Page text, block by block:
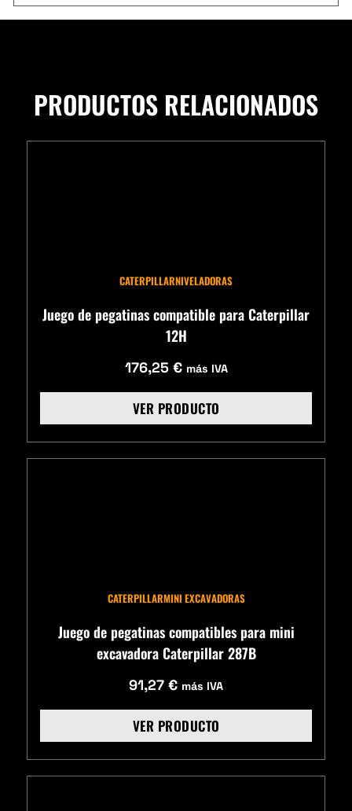
PRODUCTOS RELACIONADOS
CATERPILLARNIVELADORAS
Juego de pegatinas compatible para Caterpillar
12H
176,25 € más IVA
VER PRODUCTO
CATERPILLARMINI EXCAVADORAS
Juego de pegatinas compatibles para mini
excavadora Caterpillar 287B
91,27 € más IVA
VER PRODUCTO